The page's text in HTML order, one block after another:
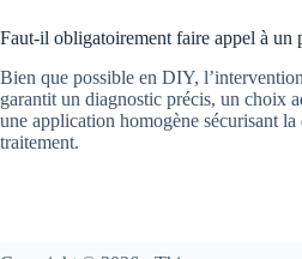
Faut-il obligatoirement faire appel à un
Bien que possible en DIY,
garantit un diagnostic précis, un choix
une application homogène sécurisant
traitement.